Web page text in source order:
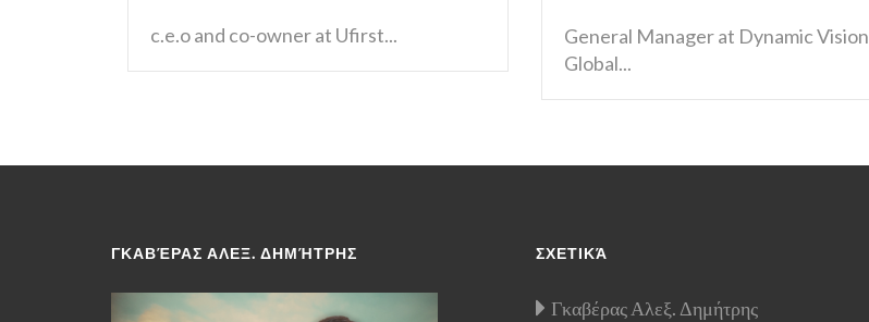
c.e.o and co-owner at Ufirst...
General Manager at Dynamic Vision
Global...
ΓΚΑΒΈΡΑΣ ΑΛΕΞ. ΔΗΜΉΤΡΗΣ ΣΧΕΤΙΚΆ
Γκαβέρας Αλεξ. Δημήτρης